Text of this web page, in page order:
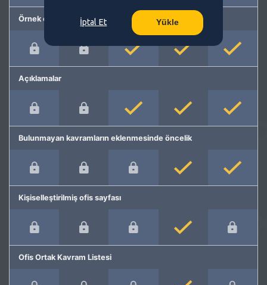
Örnek cümleler
Açıklamalar
Bulunmayan kavramların eklenmesinde öncelik
Kişiselleştirilmiş ofis sayfası
Ofis Ortak Kavram Listesi
İptal Et Yükle